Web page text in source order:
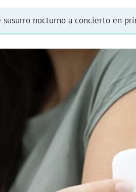
susurro nocturno a concierto en